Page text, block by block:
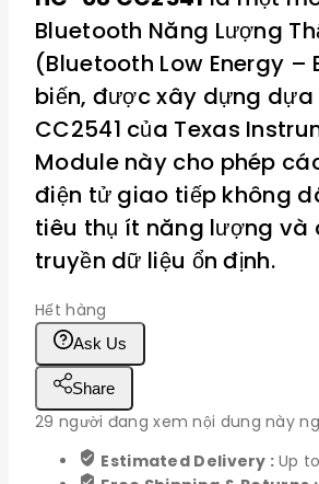
Bluetooth Năng Lượng
(Bluetooth Low Energy –
biến, được xây dựng
CC2541 của Texas
Module này cho phép
điện tử giao tiếp không
tiêu thụ ít năng lượng và
truyền dữ liệu ổn định.
Hết hàng
Ask Us
Share
29 người đang xem nội dung này
Estimated Delivery : Up